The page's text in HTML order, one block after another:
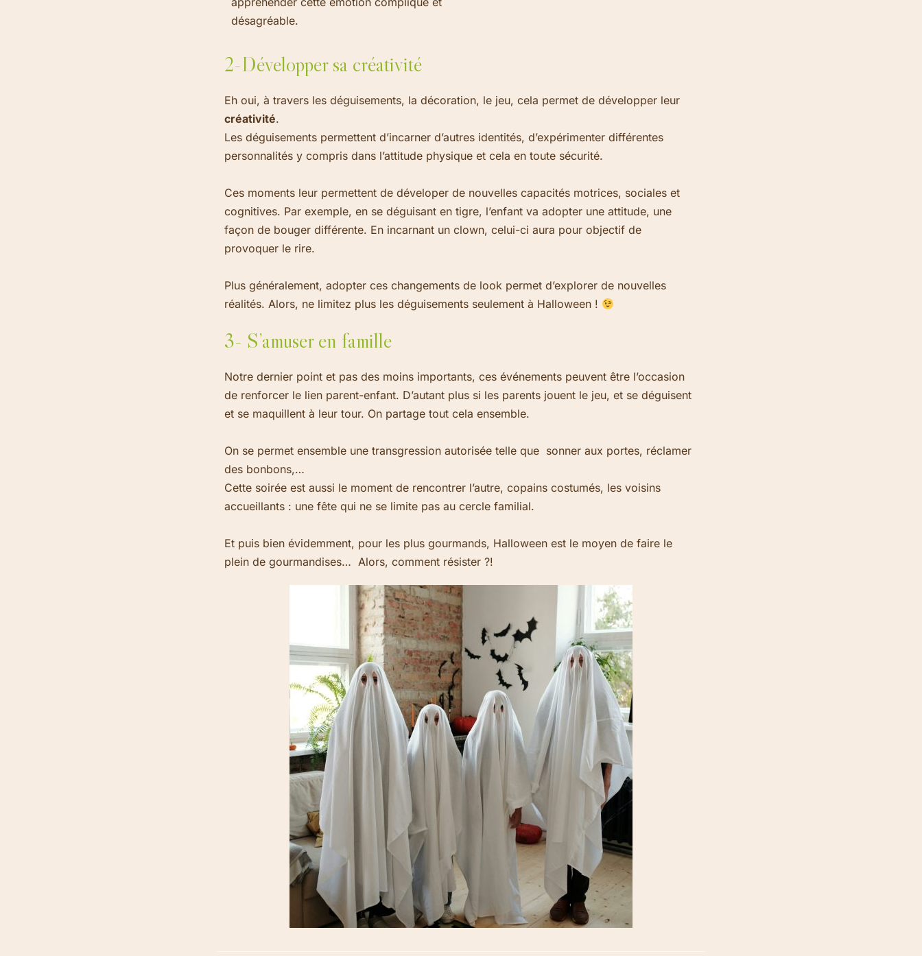
désagréable.
2-Développer sa créativité
Eh oui, à travers les déguisements, la décoration, le jeu, cela permet de développer leur
créativité.
Les déguisements permettent d’incarner d’autres identités, d’expérimenter différentes
personnalités y compris dans l’attitude physique et cela en toute sécurité.
Ces moments leur permettent de déveloper de nouvelles capacités motrices, sociales et
cognitives. Par exemple, en se déguisant en tigre, l’enfant va adopter une attitude, une
façon de bouger différente. En incarnant un clown, celui-ci aura pour objectif de
provoquer le rire.
Plus généralement, adopter ces changements de look permet d’explorer de nouvelles
réalités. Alors, ne limitez plus les déguisements seulement à Halloween !
3- S’amuser en famille
Notre dernier point et pas des moins importants, ces événements peuvent être l’occasion
de renforcer le lien parent-enfant. D’autant plus si les parents jouent le jeu, et se déguisent
et se maquillent à leur tour. On partage tout cela ensemble.
On se permet ensemble une transgression autorisée telle que sonner aux portes, réclamer
des bonbons,…
Cette soirée est aussi le moment de rencontrer l’autre, copains costumés, les voisins
accueillants : une fête qui ne se limite pas au cercle familial.
Et puis bien évidemment, pour les plus gourmands, Halloween est le moyen de faire le
plein de gourmandises… Alors, comment résister ?!